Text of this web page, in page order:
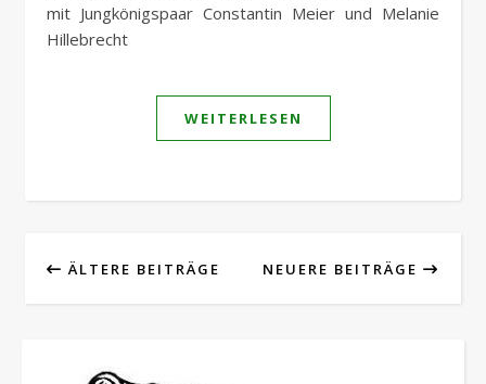
mit Jungkönigspaar Constantin Meier und Melanie
Hillebrecht
WEITERLESEN
ÄLTERE BEITRÄGE NEUERE BEITRÄGE